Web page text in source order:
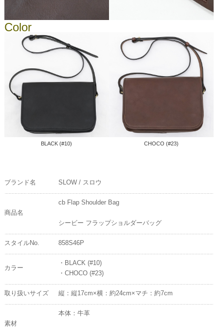
Color
BLACK (#10) CHOCO (#23)
ブランド名 SLOW / スロウ
商品名
cb Flap Shoulder Bag
シービー フラップショルダーバッグ
スタイルNo. 858S46P
カラー
・BLACK (#10)
・CHOCO (#23)
取り扱いサイズ 縦：縦17cm×横：約24cm×マチ：約7cm
素材
本体：牛革